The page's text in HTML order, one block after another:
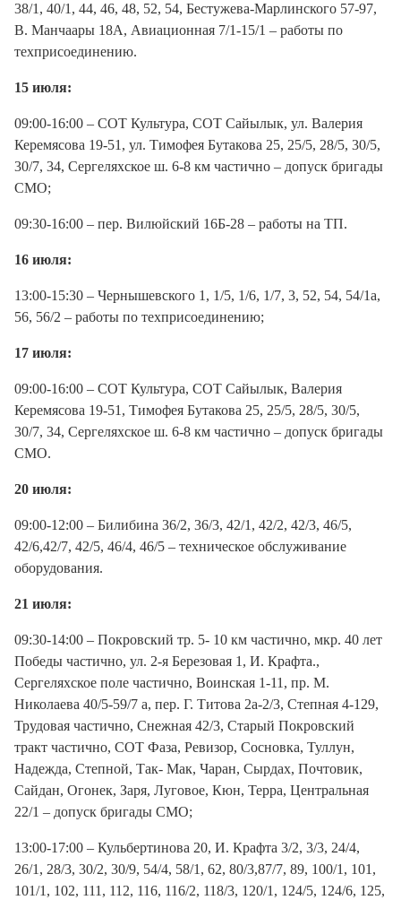
38/1, 40/1, 44, 46, 48, 52, 54, Бестужева-Марлинского 57-97,
В. Манчаары 18А, Авиационная 7/1-15/1 – работы по
техприсоединению.
15 июля:
09:00-16:00 – СОТ Культура, СОТ Сайылык, ул. Валерия
Керемясова 19-51, ул. Тимофея Бутакова 25, 25/5, 28/5, 30/5,
30/7, 34, Сергеляхское ш. 6-8 км частично – допуск бригады
СМО;
09:30-16:00 – пер. Вилюйский 16Б-28 – работы на ТП.
16 июля:
13:00-15:30 – Чернышевского 1, 1/5, 1/6, 1/7, 3, 52, 54, 54/1а,
56, 56/2 – работы по техприсоединению;
17 июля:
09:00-16:00 – СОТ Культура, СОТ Сайылык, Валерия
Керемясова 19-51, Тимофея Бутакова 25, 25/5, 28/5, 30/5,
30/7, 34, Сергеляхское ш. 6-8 км частично – допуск бригады
СМО.
20 июля:
09:00-12:00 – Билибина 36/2, 36/3, 42/1, 42/2, 42/3, 46/5,
42/6,42/7, 42/5, 46/4, 46/5 – техническое обслуживание
оборудования.
21 июля:
09:30-14:00 – Покровский тр. 5- 10 км частично, мкр. 40 лет
Победы частично, ул. 2-я Березовая 1, И. Крафта.,
Сергеляхское поле частично, Воинская 1-11, пр. М.
Николаева 40/5-59/7 а, пер. Г. Титова 2а-2/3, Степная 4-129,
Трудовая частично, Снежная 42/3, Старый Покровский
тракт частично, СОТ Фаза, Ревизор, Сосновка, Туллун,
Надежда, Степной, Так- Мак, Чаран, Сырдах, Почтовик,
Сайдан, Огонек, Заря, Луговое, Кюн, Терра, Центральная
22/1 – допуск бригады СМО;
13:00-17:00 – Кульбертинова 20, И. Крафта 3/2, 3/3, 24/4,
26/1, 28/3, 30/2, 30/9, 54/4, 58/1, 62, 80/3,87/7, 89, 100/1, 101,
101/1, 102, 111, 112, 116, 116/2, 118/3, 120/1, 124/5, 124/6, 125,